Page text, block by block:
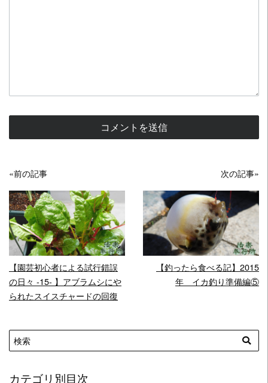
«前の記事
READ MORE
【園芸初心者による試行錯誤
の日々 -15- 】アブラムシにや
られたスイスチャードの回復
次の記事»
READ MORE
【釣ったら食べる記】2015
年 イカ釣り準備編⑤
カテゴリ別目次